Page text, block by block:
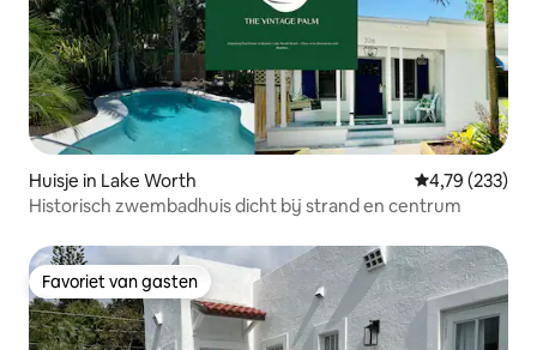
Huisje in Lake Worth Gemiddelde
4,79 (233)
Historisch zwembadhuis dicht bij strand en centrum
Favoriet van gasten
Favoriet van gasten